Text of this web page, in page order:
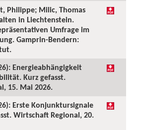
Philippe; Milic, Thomas
in Liechtenstein.
Umfrage im
Gamprin-Bendern:
Energieabhängigkeit
Kurz gefasst.
15. Mai 2026.
Erste Konjunktursignale
Wirtschaft Regional, 20.